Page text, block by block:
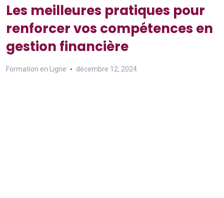
Les meilleures pratiques pour
renforcer vos compétences en
gestion financière
Formation en Ligne décembre 12, 2024